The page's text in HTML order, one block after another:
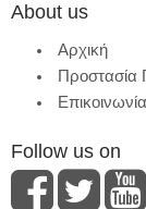
About us
Αρχική
Επικοινωνία
Follow us on